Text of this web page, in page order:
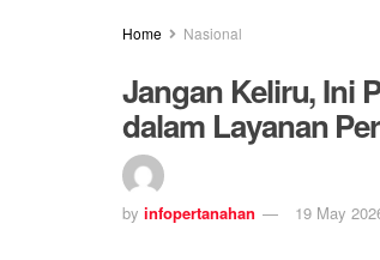
Home Nasional
Jangan Keliru, Ini
dalam Layanan
by infopertanahan 19 May